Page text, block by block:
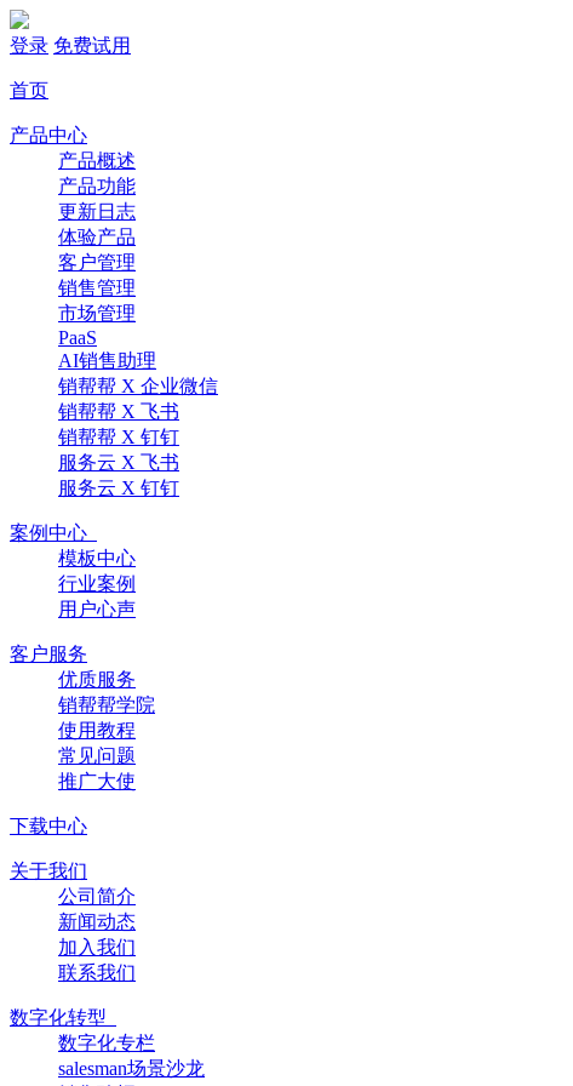
登录 免费试用
首页
产品中心
产品概述
产品功能
更新日志
体验产品
客户管理
销售管理
市场管理
PaaS
AI销售助理
销帮帮 X 企业微信
销帮帮 X 飞书
销帮帮 X 钉钉
服务云 X 飞书
服务云 X 钉钉
案例中心
模板中心
行业案例
用户心声
客户服务
优质服务
销帮帮学院
使用教程
常见问题
推广大使
下载中心
关于我们
公司简介
新闻动态
加入我们
联系我们
数字化转型
数字化专栏
salesman场景沙龙